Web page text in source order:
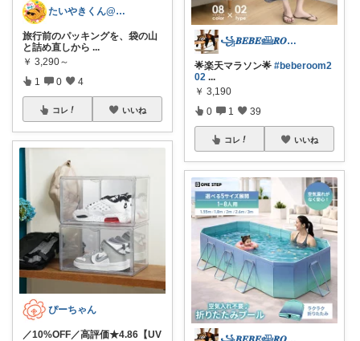
たいやきくん@経由購入感謝です😊
旅行前のパッキングを、袋の山
と詰め直しから ...
￥ 3,290～
1 0 4
コレ いいね
ぴーちゃん
／10%OFF／高評価★4.86【UV
꧁𝑩𝑬𝑩𝑬𓊝𝑹𝑶𝑶𝑴꧂
🌟楽天マラソン🌟 #beberoom2
02 ...
￥ 3,190
0 1 39
コレ いいね